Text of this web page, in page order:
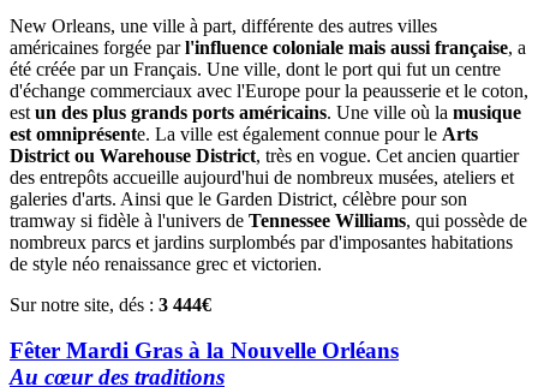
New Orleans, une ville à part, différente des autres villes
américaines forgée parl'influence coloniale mais aussi française, a
été créée par un Français. Une ville, dont le port qui fut un centre
d'échange commerciaux avec l'Europe pour la peausserie et le coton,
est un des plus grands ports américains. Une ville où la musique
est omniprésente. La ville est également connue pour le Arts
District ou Warehouse District, très en vogue. Cet ancien quartier
des entrepôts accueille aujourd'hui de nombreux musées, ateliers et
galeries d'arts. Ainsi que le Garden District, célèbre pour son
tramway si fidèle à l'univers de Tennessee Williams, qui possède de
nombreux parcs et jardins surplombés par d'imposantes habitations
de style néo renaissance grec et victorien.
Sur notre site, dés : 3 444€
Fêter Mardi Gras à la Nouvelle Orléans
Au cœur des traditions